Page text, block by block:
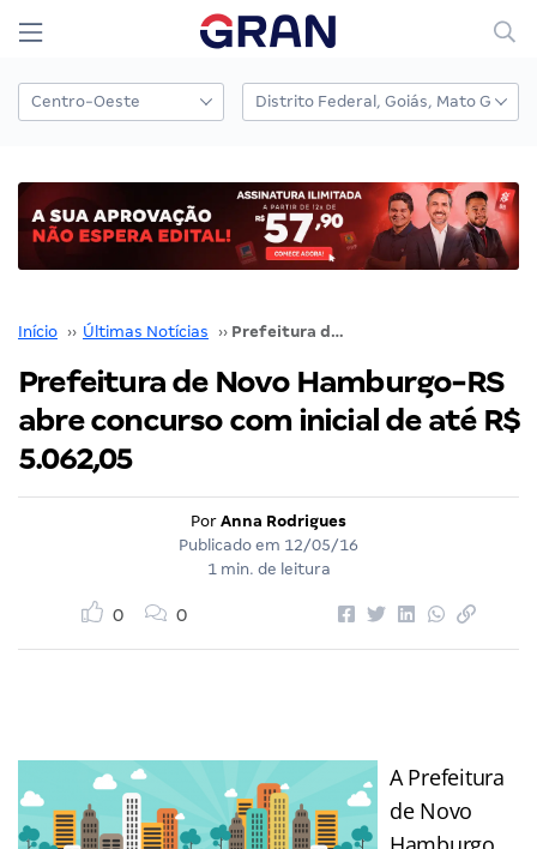
Início ›› Últimas Notícias ›› Prefeitura de Novo Hamburgo-RS abre concurso com inicial de até R$ 5.062,05
Prefeitura de Novo Hamburgo-RS
abre concurso com inicial de até R$
5.062,05
Por Anna Rodrigues
Publicado em 12/05/16
1 min. de leitura
0 0
A Prefeitura
de Novo